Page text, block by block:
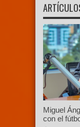
Miguel
con el